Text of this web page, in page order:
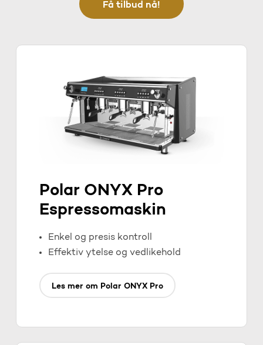
Få tilbud nå!
Polar ONYX Pro
Espressomaskin
Enkel og presis kontroll
Effektiv ytelse og vedlikehold
Les mer om Polar ONYX Pro